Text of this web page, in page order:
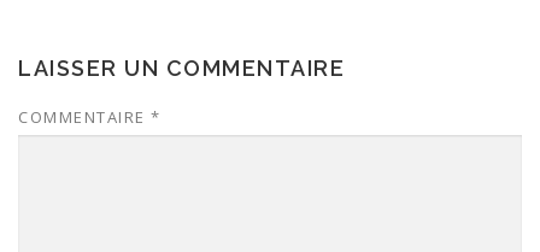
LAISSER UN COMMENTAIRE
COMMENTAIRE *